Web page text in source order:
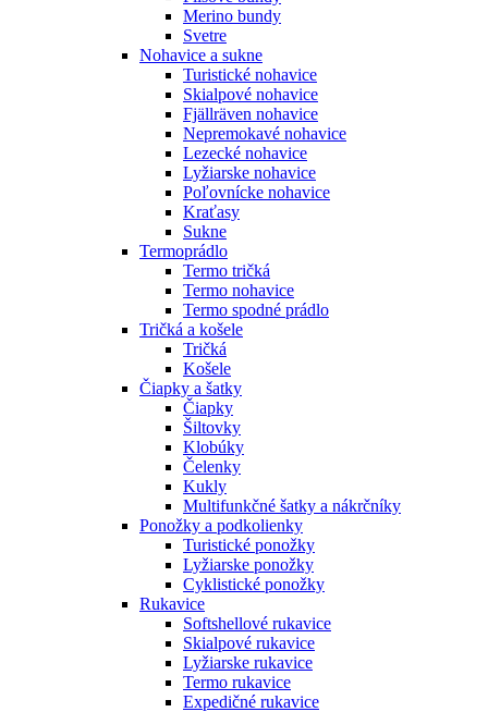
Merino bundy
Svetre
Nohavice a sukne
Turistické nohavice
Skialpové nohavice
Fjällräven nohavice
Nepremokavé nohavice
Lezecké nohavice
Lyžiarske nohavice
Poľovnícke nohavice
Kraťasy
Sukne
Termoprádlo
Termo tričká
Termo nohavice
Termo spodné prádlo
Tričká a košele
Tričká
Košele
Čiapky a šatky
Čiapky
Šiltovky
Klobúky
Čelenky
Kukly
Multifunkčné šatky a nákrčníky
Ponožky a podkolienky
Turistické ponožky
Lyžiarske ponožky
Cyklistické ponožky
Rukavice
Softshellové rukavice
Skialpové rukavice
Lyžiarske rukavice
Termo rukavice
Expedičné rukavice